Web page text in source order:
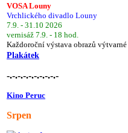
VOSA Louny
Vrchlického divadlo Louny
7.9. - 31.10 2026
vernisáž 7.9. - 18 hod.
Každoroční výstava obrazů
Plakátek
-.-.-.-.-.-.-.-.-.-
Kino Peruc
Srpen